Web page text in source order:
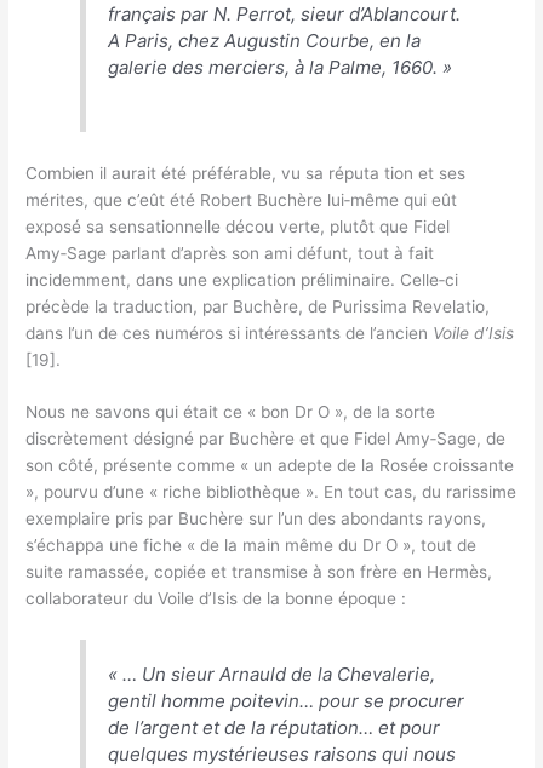
français par N. Perrot, sieur d’Ablancourt.
A Paris, chez Augustin Courbe, en la
galerie des merciers, à la Palme, 1660. »
Combien il aurait été préférable, vu sa réputa tion et ses
mérites, que c’eût été Robert Buchère lui‑même qui eût
exposé sa sensationnelle décou verte, plutôt que Fidel
Amy‑Sage parlant d’après son ami défunt, tout à fait
incidemment, dans une explication préliminaire. Celle‑ci
précède la tra­duction, par Buchère, de Purissima Revelatio,
dans l’un de ces numéros si intéressants de l’ancien Voile d’Isis
[19].
Nous ne savons qui était ce « bon Dr O », de la sorte
discrètement désigné par Buchère et que Fidel Amy‑Sage, de
son côté, présente comme « un adepte de la Rosée croissante
», pourvu d’une « riche bibliothèque ». En tout cas, du rarissime
exemplaire pris par Buchère sur l’un des abondants rayons,
s’échappa une fiche « de la main même du Dr O », tout de
suite ramassée, copiée et transmise à son frère en Hermès,
collaborateur du Voile d’Isis de la bonne époque :
«… Un sieur Arnauld de la Chevalerie,
gentil homme poitevin… pour se procurer
de l’argent et de la réputation… et pour
quelques mystérieuses raisons qui nous